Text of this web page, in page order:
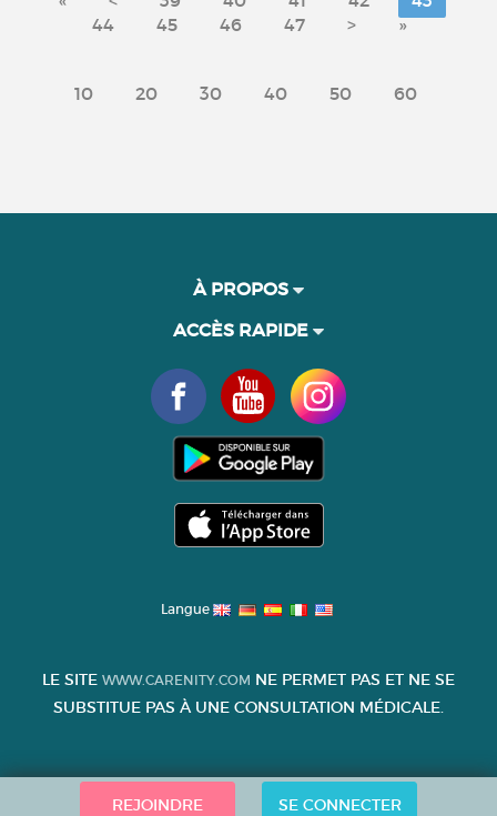
44
45 46 47 > »
10 20 30 40 50 60
REJOINDRE SE CONNECTER
À PROPOS
ACCÈS RAPIDE
Langue
LE SITE WWW.CARENITY.COM NE PERMET PAS ET NE SE
SUBSTITUE PAS À UNE CONSULTATION MÉDICALE.